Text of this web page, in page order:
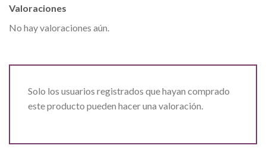
Valoraciones
No hay valoraciones aún.
Solo los usuarios registrados que hayan comprado
este producto pueden hacer una valoración.